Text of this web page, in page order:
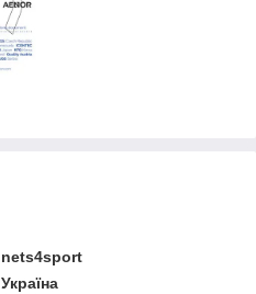
nets4sport
Україна